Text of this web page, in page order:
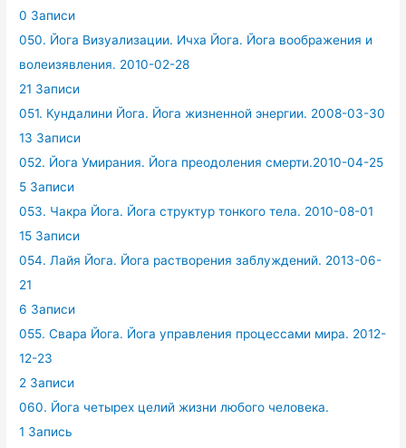
0 Записи
050. Йога Визуализации. Ичха Йога. Йога воображения и
волеизявления. 2010-02-28
21 Записи
051. Кундалини Йога. Йога жизненной энергии. 2008-03-30
13 Записи
052. Йога Умирания. Йога преодоления смерти.2010-04-25
5 Записи
053. Чакра Йога. Йога структур тонкого тела. 2010-08-01
15 Записи
054. Лайя Йога. Йога растворения заблуждений. 2013-06-
21
6 Записи
055. Свара Йога. Йога управления процессами мира. 2012-
12-23
2 Записи
060. Йога четырех целий жизни любого человека.
1 Запись